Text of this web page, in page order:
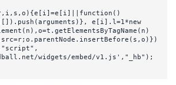
e[i].l=1*new
widgets/embed/v1.js',"_hb");